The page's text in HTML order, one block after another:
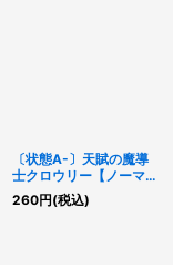
〔状態A-〕天賦の魔導
士クロウリー【ノーマル
パラレル】{25PP-
JP017}《モンスター》
260円(税込)